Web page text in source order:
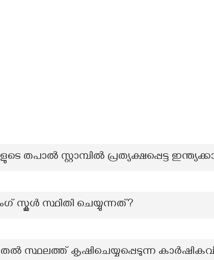
തപാൽ സ്റ്റാമ്പിൽ പ്രത്യക്ഷപ്പെട്ട
സ്കൂൾ സ്ഥിതി ചെയ്യുന്നത്?
സ്ഥലത്ത് കൃഷിചെയ്യപ്പെടുന്ന